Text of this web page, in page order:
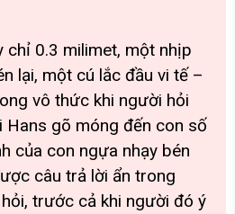
chỉ 0.3 milimet, một nhịp
lại, một cú lắc đầu vi tế –
vô thức khi người hỏi
Hans gõ móng đến con số
của con ngựa nhạy bén
câu trả lời ẩn trong
trước cả khi người đó ý